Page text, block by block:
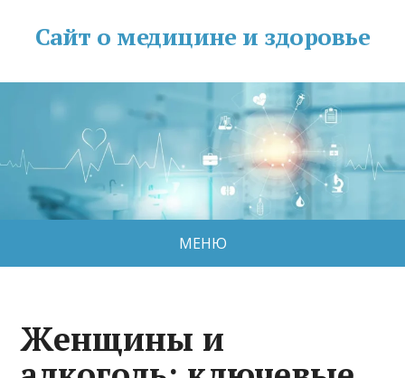
Сайт о медицине и здоровье
МЕНЮ
Женщины и